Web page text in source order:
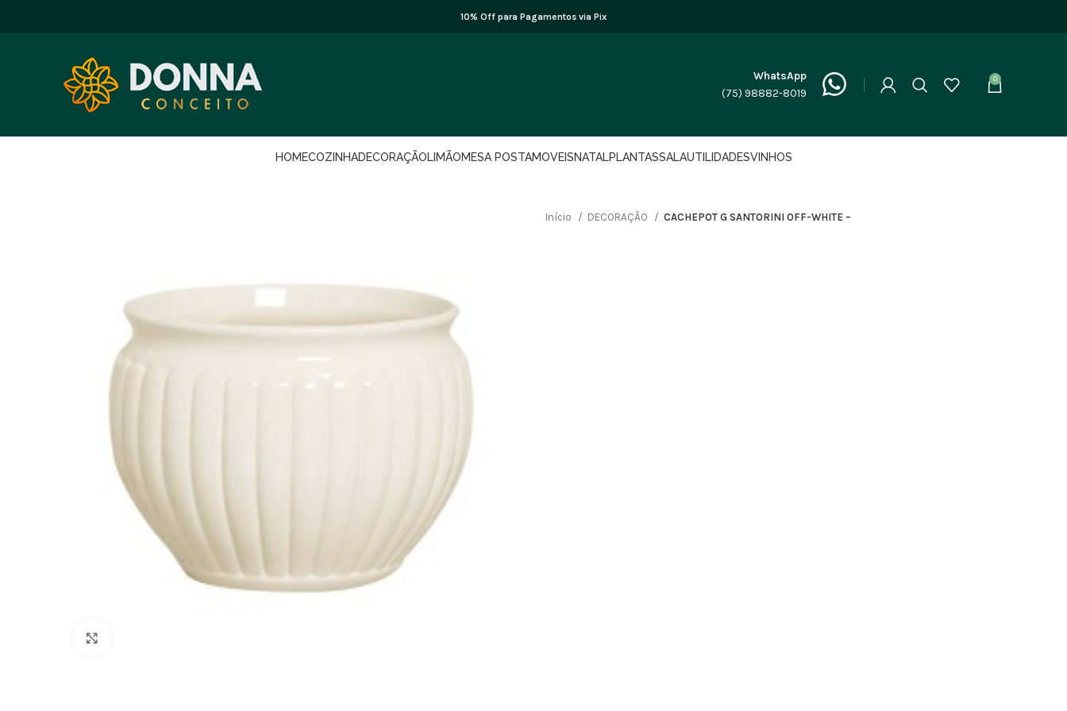
10% Off para Pagamentos via Pix
WhatsApp
(75) 98882-8019
0
HOMECOZINHADECORAÇÃOLIMÃOMESA POSTAMOVEISNATALPLANTASSALAUTILIDADESVINHOS
Início DECORAÇÃO CACHEPOT G SANTORINI OFF-WHITE –